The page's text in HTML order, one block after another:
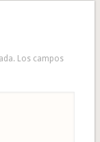
Los campos